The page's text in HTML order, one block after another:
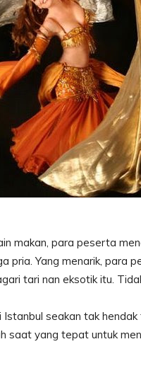
makan, para peserta
pria. Yang menarik, para
tari nan eksotik itu.
Istanbul seakan tak
saat yang tepat untuk